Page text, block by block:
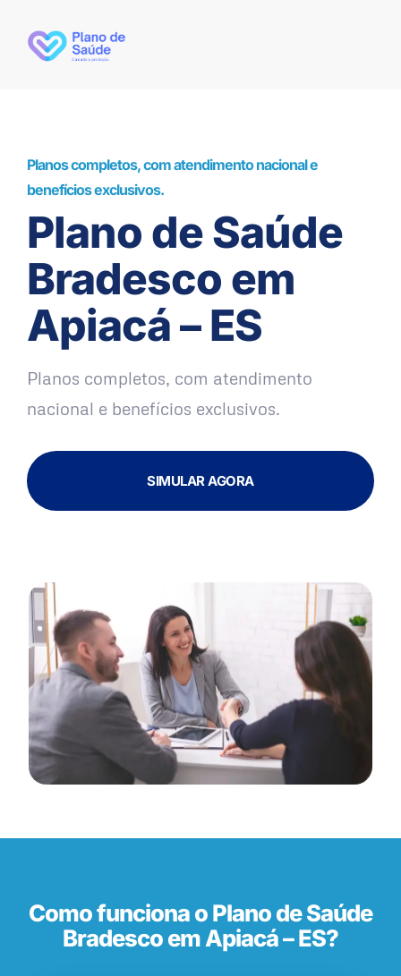
Planos completos, com atendimento nacional e
benefícios exclusivos.
Plano de Saúde
Bradesco em
Apiacá – ES
Planos completos, com atendimento
nacional e benefícios exclusivos.
SIMULAR AGORA
Como funciona o Plano de Saúde
Bradesco em Apiacá – ES?